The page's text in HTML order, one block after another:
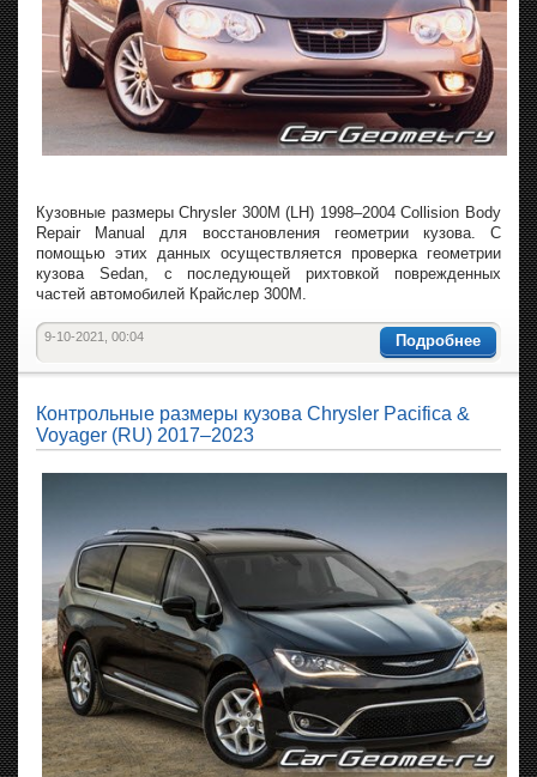
Кузовные размеры Chrysler 300M (LH) 1998–2004 Collision Body
Repair Manual для восстановления геометрии кузова. С
помощью этих данных осуществляется проверка геометрии
кузова Sedan, с последующей рихтовкой поврежденных
частей автомобилей Крайслер 300M.
Подробнее
9-10-2021, 00:04
Контрольные размеры кузова Chrysler Pacifica &
Voyager (RU) 2017–2023